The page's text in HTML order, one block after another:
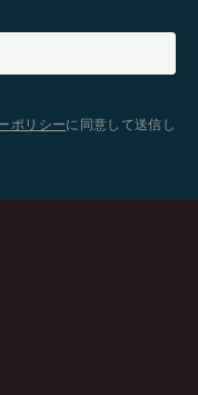
ポリシーに同意して送信し